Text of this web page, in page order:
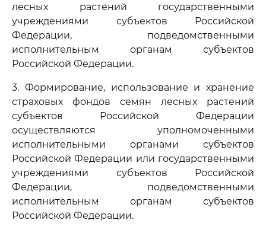
лесных растений государственными
учреждениями субъектов Российской
Федерации, подведомственными
исполнительным органам субъектов
Российской Федерации.
3. Формирование, использование и хранение
страховых фондов семян лесных растений
субъектов Российской Федерации
осуществляются уполномоченными
исполнительными органами субъектов
Российской Федерации или государственными
учреждениями субъектов Российской
Федерации, подведомственными
исполнительным органам субъектов
Российской Федерации.